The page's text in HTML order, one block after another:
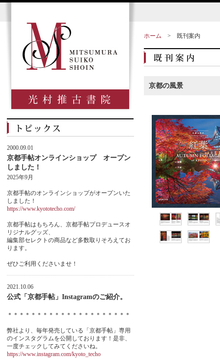
ホーム > 既刊案内
京都の風景
2000.09.01
京都手帖オンラインショップ オープン
しました！
2025年9月
京都手帖のオンラインショップがオープンいた
しました！
https://www.kyototecho.com/
京都手帖はもちろん、京都手帖プロデュースオ
リジナルグッズ、
編集部セレクトの商品など多数取りそろえてお
ります。
ぜひご利用くださいませ！
2021.10.06
公式「京都手帖」Instagramのご紹介。
＊＊＊＊＊＊＊＊＊＊＊＊＊＊＊＊＊＊＊＊＊
弊社より、毎年発売している「京都手帖」専用
のインスタグラムを公開しております！是非、
一度チェックしてみてくださいね。
https://www.instagram.com/kyoto_techo